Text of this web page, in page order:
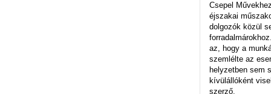
Csepel
éjszakai
dolgozók közül
az, hogy a
szemlélte az
helyzetben sem
kívülállóként
szerző.